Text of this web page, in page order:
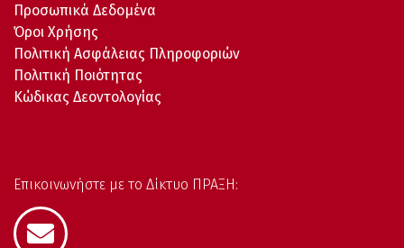
Προσωπικά Δεδομένα
Όροι Χρήσης
Πολιτική Ασφάλειας Πληροφοριών
Πολιτική Ποιότητας
Κώδικας Δεοντολογίας
Επικοινωνήστε με το Δίκτυο ΠΡΑΞΗ: